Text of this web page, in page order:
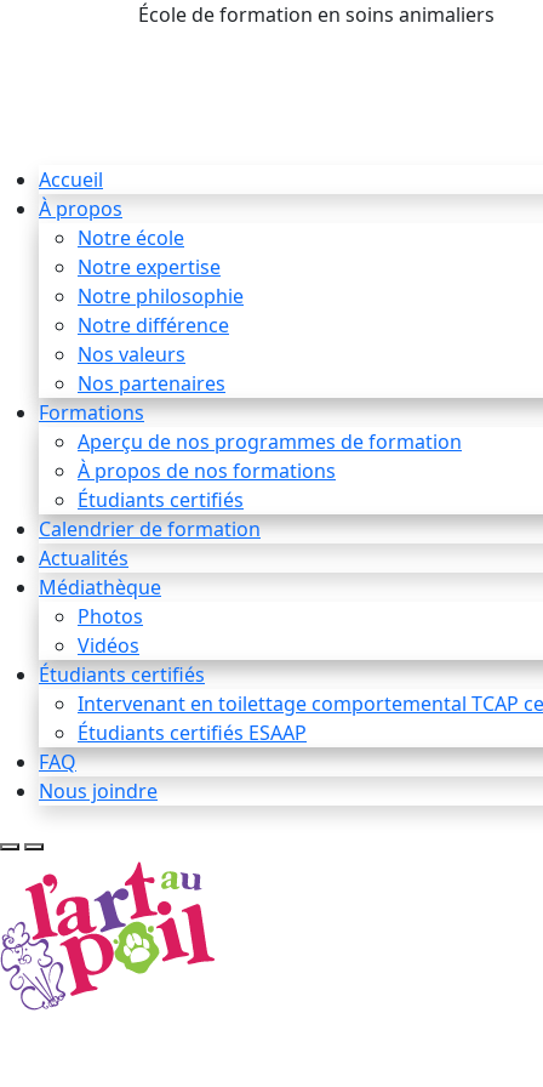
École de formation en soins animaliers
Accueil
À propos
Notre école
Notre expertise
Notre philosophie
Notre différence
Nos valeurs
Nos partenaires
Formations
Aperçu de nos programmes de formation
À propos de nos formations
Étudiants certifiés
Calendrier de formation
Actualités
Médiathèque
Photos
Vidéos
Étudiants certifiés
Intervenant en toilettage comportemental TCAP
Étudiants certifiés ESAAP
FAQ
Nous joindre